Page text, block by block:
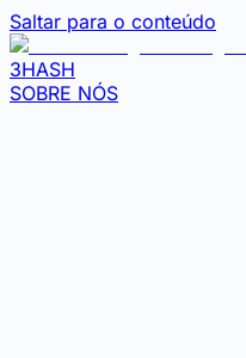
Saltar para o conteúdo
3HASH
SOBRE NÓS